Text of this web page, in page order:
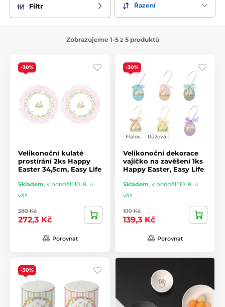
vašem stole vytvořil dokonalou velikonoční atmosféru.
také jako originální dárek pro vaše blízké. Přivítejte jaro s
Easter od Easy Life!
Filtr Řazení
Zobrazujeme 1-5 z 5 produktů
-30%
Velikonoční kulaté
prostírání 2ks Happy
Easter 34,5cm, Easy Life
Skladem, v pondělí 10. 8. u
vás
389 Kč
272,3 Kč
Porovnat
-30%
Fialov Růžová
Velikonoční dekorace
vajíčko na zavěšení 1ks
Happy Easter, Easy Life
Skladem, v pondělí 10. 8. u
vás
199 Kč
139,3 Kč
Porovnat
-30%